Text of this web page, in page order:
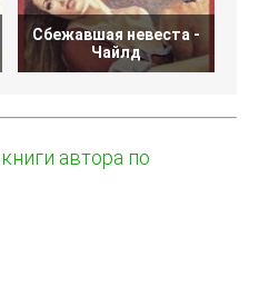
Сбежавшая невеста -
Чайлд
автора по